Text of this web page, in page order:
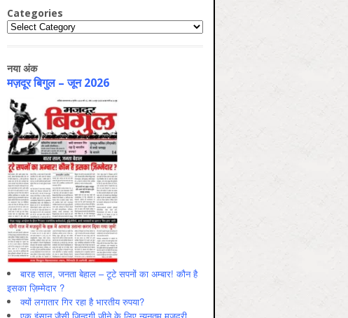
Categories
Categories
नया अंक
मज़दूर बिगुल – जून 2026
बारह साल, जनता बेहाल – टूटे सपनों का अम्बार! कौन है
इसका ज़िम्मेदार ?
क्यों लगातार गिर रहा है भारतीय रुपया?
एक इंसान जैसी ज़िन्दगी जीने के लिए न्यूनतम मज़दूरी